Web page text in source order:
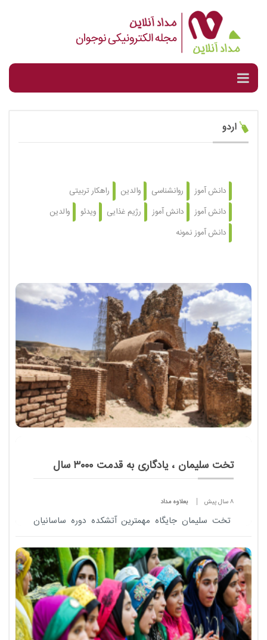
اردو
دانش آموز روانشناسی والدین
راهکار تربیتی
دانش آموز
دانش آموز رژیم غذایی ویدئو
والدین
دانش آموز نمونه
تخت سلیمان ، یادگاری به قدمت ۳۰۰۰ سال
8 سال پیش بعلاوه مداد
تخت سلیمان جایگاه مهمترین آتشکده دوره ساسانیان
تخت سلیمان در جنوب شرقی استان آذربایجان غر...